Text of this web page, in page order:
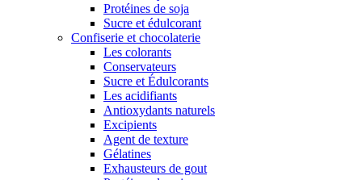
Protéines de soja
Sucre et édulcorant
Confiserie et chocolaterie
Les colorants
Conservateurs
Sucre et Édulcorants
Les acidifiants
Antioxydants naturels
Excipients
Agent de texture
Gélatines
Exhausteurs de gout